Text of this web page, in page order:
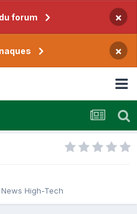
forum ×
×
High-Tech